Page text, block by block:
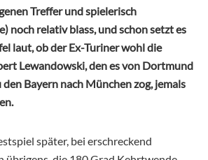
Treffer und spielerisch
noch relativ blass, und schon setzt es
laut, ob der Ex-Turiner wohl die
Lewandowski, den es von Dortmund
Bayern nach München zog, jemals
später, bei erschreckend